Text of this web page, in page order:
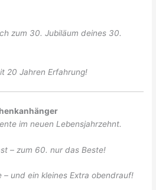
zum 30. Jubiläum deines 30.
20 Jahren Erfahrung!
im neuen Lebensjahrzehnt.
– zum 60. nur das Beste!
– und ein kleines Extra obendrauf!